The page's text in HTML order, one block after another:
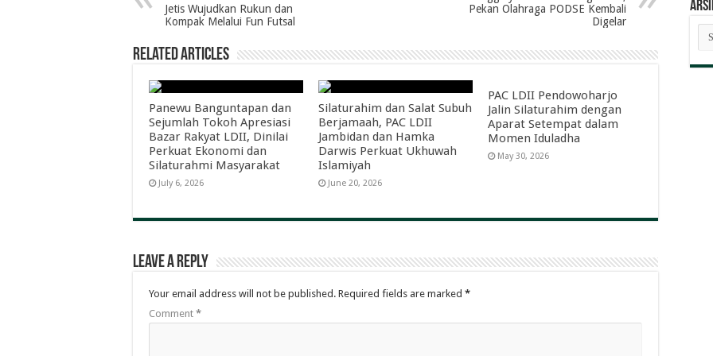
Jetis Wujudkan Rukun dan
Kompak Melalui Fun Futsal
Pekan Olahraga PODSE Kembali
Digelar
Related Articles
Panewu Banguntapan dan
Sejumlah Tokoh Apresiasi
Bazar Rakyat LDII, Dinilai
Perkuat Ekonomi dan
Silaturahmi Masyarakat
July 6, 2026
Silaturahim dan Salat Subuh
Berjamaah, PAC LDII
Jambidan dan Hamka
Darwis Perkuat Ukhuwah
Islamiyah
June 20, 2026
PAC LDII Pendowoharjo
Jalin Silaturahim dengan
Aparat Setempat dalam
Momen Iduladha
May 30, 2026
Leave a Reply
Your email address will not be published. Required fields are marked *
Comment *